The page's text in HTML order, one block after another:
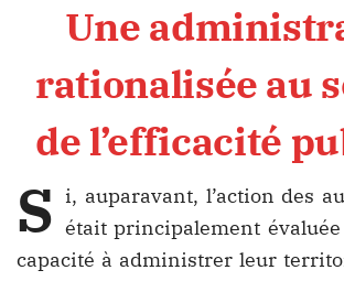
Une
rationalisée au
de l’efficacité
S i, auparavant, l’action des
était principalement
capacité à administrer leur